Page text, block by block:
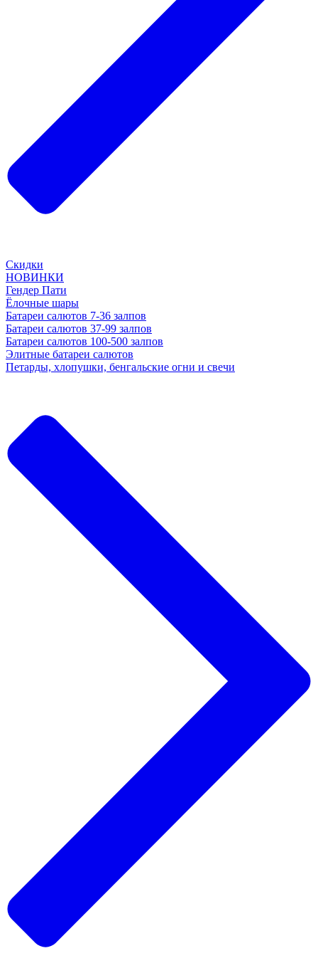
Скидки
НОВИНКИ
Гендер Пати
Ёлочные шары
Батареи салютов 7-36 залпов
Батареи салютов 37-99 залпов
Батареи салютов 100-500 залпов
Элитные батареи салютов
Петарды, хлопушки, бенгальские огни и свечи